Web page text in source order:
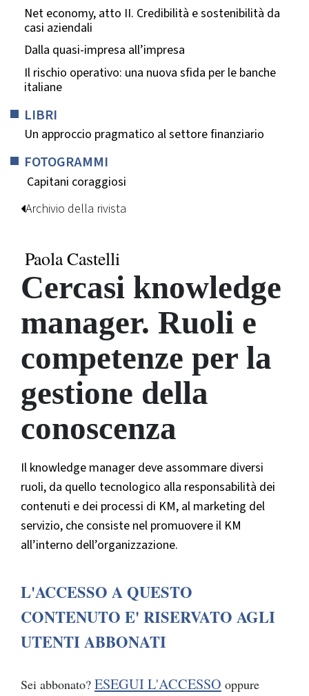
Net economy, atto II. Credibilità e sostenibilità da
casi aziendali
Dalla quasi-impresa all’impresa
Il rischio operativo: una nuova sfida per le banche
italiane
LIBRI
Un approccio pragmatico al settore finanziario
FOTOGRAMMI
Capitani coraggiosi
Archivio della rivista
Paola Castelli
Cercasi knowledge
manager. Ruoli e
competenze per la
gestione della
conoscenza
Il knowledge manager deve assommare diversi
ruoli, da quello tecnologico alla responsabilità dei
contenuti e dei processi di KM, al marketing del
servizio, che consiste nel promuovere il KM
all’interno dell’organizzazione.
L'ACCESSO A QUESTO
CONTENUTO E' RISERVATO AGLI
UTENTI ABBONATI
Sei abbonato? ESEGUI L'ACCESSO oppure